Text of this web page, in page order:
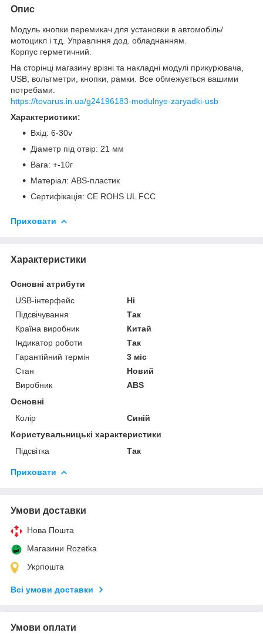
Опис
Модуль кнопки перемикач для установки в автомобіль/
мотоцикл і т.д. Управління дод. обладнанням.
Корпус герметичний.
На сторінці магазину врізні та накладні модулі прикурювача,
USB, вольтметри, кнопки, рамки. Все обмежується вашими
потребами.
https://tovarus.in.ua/g24196183-modulnye-zaryadki-usb
Характеристики:
Вхід: 6-30v
Діаметр під отвір: 21 мм
Вага: +-10г
Матеріал: ABS-пластик
Сертифікація: CE ROHS UL FCC
Приховати
Характеристики
Основні атрибути
USB-інтерфейс
Ні
Підсвічування
Так
Країна виробник
Китай
Індикатор роботи
Так
Гарантійний термін
3 міс
Стан
Новий
Виробник
ABS
Основні
Колір
Синій
Користувальницькі характеристики
Підсвітка
Так
Приховати
Умови доставки
Нова Пошта
Магазини Rozetka
Укрпошта
Всі умови доставки
Умови оплати